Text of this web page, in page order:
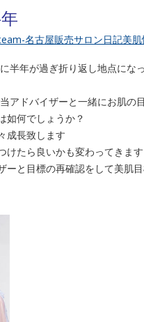
名古屋販売サロン日記美
半年が過ぎ折り返し地点にな
アドバイザーと一緒にお肌の
如何でしょうか？
成長致します
けたら良いかも変わってきます
ーと目標の再確認をして美肌